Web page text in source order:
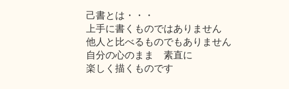
己書とは・・・
上手に書くものではありません
他人と比べるものでもありません
自分の心のまま 素直に
楽しく描くものです